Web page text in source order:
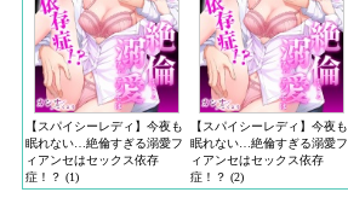
【スパイシーレディ】今夜も
眠れない…絶倫すぎる溺愛フ
ィアンセはセックス依存
症！？ (1)
【スパイシーレディ】今夜も
眠れない…絶倫すぎる溺愛フ
ィアンセはセックス依存
症！？ (2)